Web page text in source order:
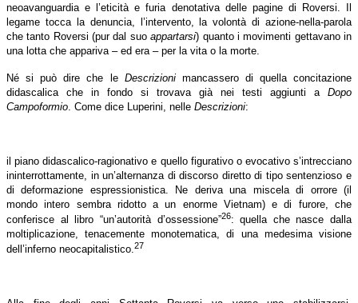
neoavanguardia e l’eticità e furia denotativa delle pagine di Roversi. Il
legame tocca la denuncia, l’intervento, la volontà di azione-nella-parola
che tanto Roversi (pur dal suoappartarsi) quanto i movimenti gettavano in
una lotta che appariva – ed era – per la vita o la morte.
Né si può dire che le Descrizioni mancassero di quella concitazione
didascalica che in fondo si trovava già nei testi aggiunti a Dopo
Campoformio . Come dice Luperini, nelle Descrizioni:
il piano didascalico-ragionativo e quello figurativo o evocativo s’intrecciano
ininterrottamente, in un’alternanza di discorso diretto di tipo sentenzioso e
di deformazione espressionistica. Ne deriva una miscela di orrore (il
mondo intero sembra ridotto a un enorme Vietnam) e di furore, che
conferisce al libro “un’autorità d’ossessione”26: quella che nasce dalla
moltiplicazione, tenacemente monotematica, di una medesima visione
dell’inferno neocapitalistico.27